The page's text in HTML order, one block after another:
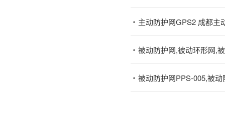
主动防护网GPS2 成都主
被动防护网,被动环形网,
被动防护网PPS-005,被